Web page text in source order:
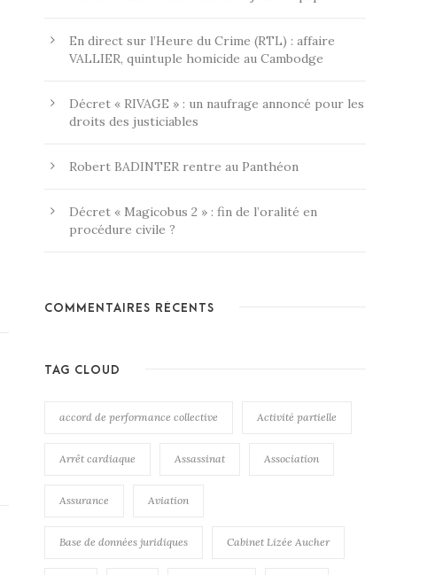
En direct sur l’Heure du Crime (RTL) : affaire
VALLIER, quintuple homicide au Cambodge
Décret « RIVAGE » : un naufrage annoncé pour les
droits des justiciables
Robert BADINTER rentre au Panthéon
Décret « Magicobus 2 » : fin de l’oralité en
procédure civile ?
COMMENTAIRES RÉCENTS
TAG CLOUD
accord de performance collective Activité partielle
Arrêt cardiaque Assassinat Association
Assurance Aviation
Base de données juridiques Cabinet Lizée Aucher